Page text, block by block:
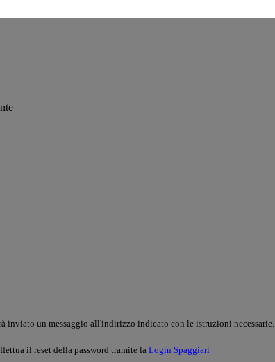
inviato un messaggio all'indirizzo indicato con le istruzioni necessarie.
il reset della password tramite la Login Spaggiari